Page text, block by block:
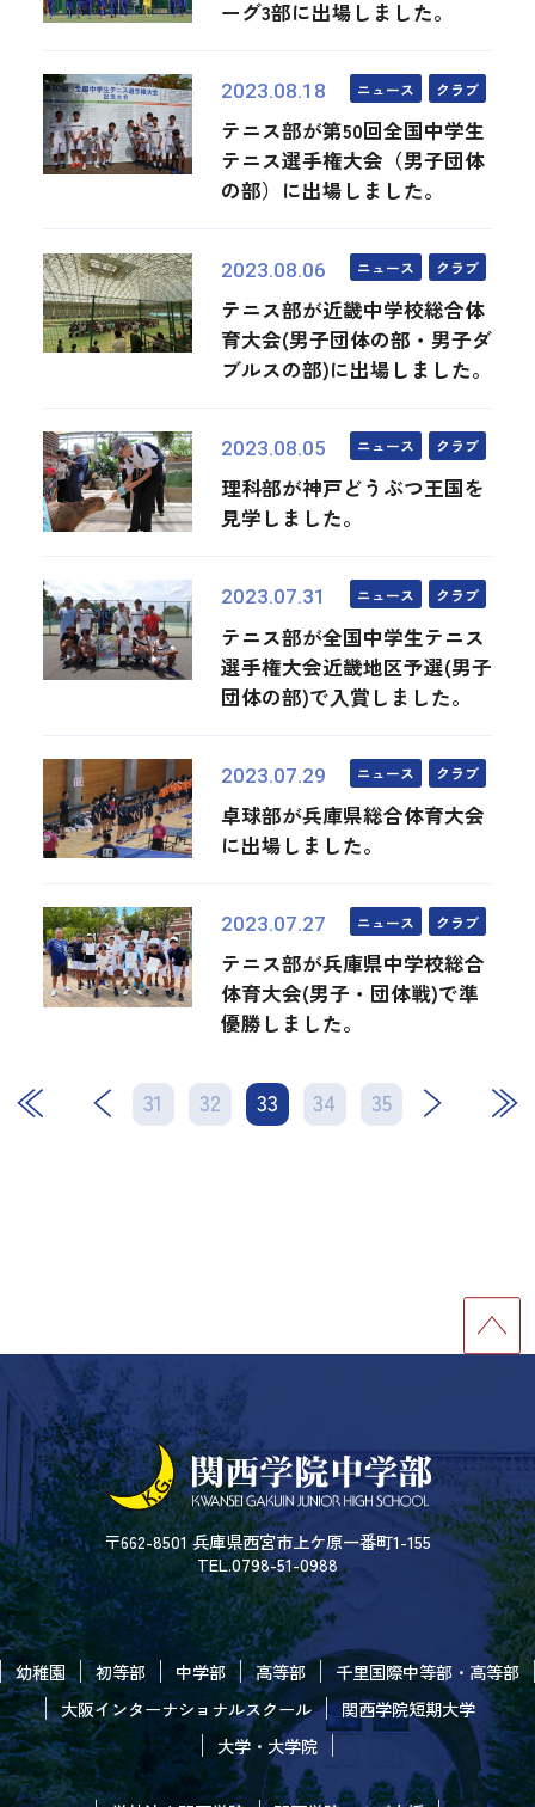
ーグ3部に出場しました。
2023.08.18 ニュース クラブ
テニス部が第50回全国中学生
テニス選手権大会（男子団体
の部）に出場しました。
2023.08.06 ニュース クラブ
テニス部が近畿中学校総合体
育大会(男子団体の部・男子ダ
ブルスの部)に出場しました。
2023.08.05 ニュース クラブ
理科部が神戸どうぶつ王国を
見学しました。
2023.07.31 ニュース クラブ
テニス部が全国中学生テニス
選手権大会近畿地区予選(男子
団体の部)で入賞しました。
2023.07.29 ニュース クラブ
卓球部が兵庫県総合体育大会
に出場しました。
2023.07.27 ニュース クラブ
テニス部が兵庫県中学校総合
体育大会(男子・団体戦)で準
優勝しました。
31 32 33 34 35
次 最後
〒662-8501 兵庫県西宮市上ケ原一番町1-155
TEL.0798-51-0988
幼稚園 初等部 中学部 高等部
千里国際中等部・高等部
大阪インターナショナルスクール
関西学院短期大学
大学・大学院